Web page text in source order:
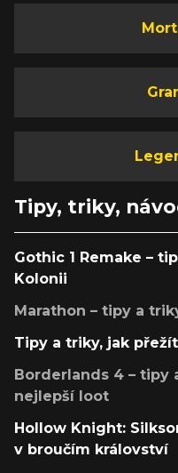
Tipy, triky,
Gothic 1 Remake –
Kolonii
Marathon – tipy a
Tipy a triky, jak
Borderlands 4 – tipy
nejlepší loot
Hollow Knight:
v broučím království